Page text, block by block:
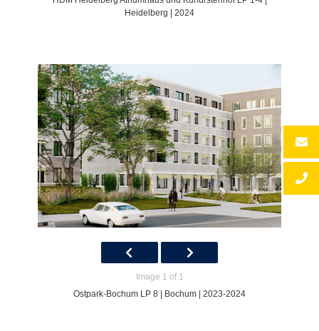
Heidelberg | 2024
Image 1 of 1
Ostpark-Bochum LP 8 | Bochum | 2023-2024